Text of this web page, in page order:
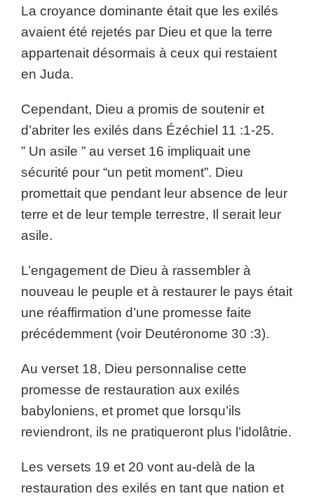
La croyance dominante était que les exilés
avaient été rejetés par Dieu et que la terre
appartenait désormais à ceux qui restaient
en Juda.
Cependant, Dieu a promis de soutenir et
d’abriter les exilés dans Ézéchiel 11 :1-25.
” Un asile ” au verset 16 impliquait une
sécurité pour “un petit moment”. Dieu
promettait que pendant leur absence de leur
terre et de leur temple terrestre, Il serait leur
asile.
L’engagement de Dieu à rassembler à
nouveau le peuple et à restaurer le pays était
une réaffirmation d’une promesse faite
précédemment (voir Deutéronome 30 :3).
Au verset 18, Dieu personnalise cette
promesse de restauration aux exilés
babyloniens, et promet que lorsqu’ils
reviendront, ils ne pratiqueront plus l’idolâtrie.
Les versets 19 et 20 vont au-delà de la
restauration des exilés en tant que nation et